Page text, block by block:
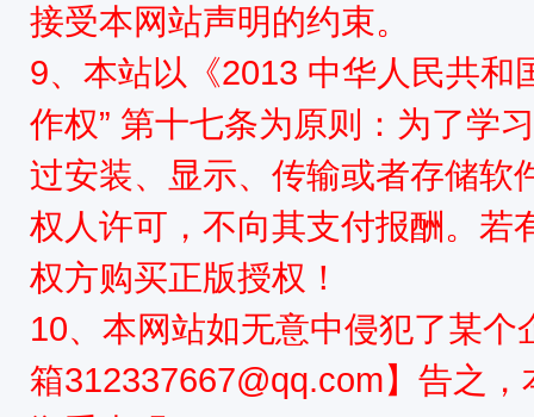
接受本网站声明的约束。
9、本站以《2013 中华人民共和
作权” 第十七条为原则：为了学
过安装、显示、传输或者存储软
权人许可，不向其支付报酬。若
权方购买正版授权！
10、本网站如无意中侵犯了某
箱312337667@qq.com】告之